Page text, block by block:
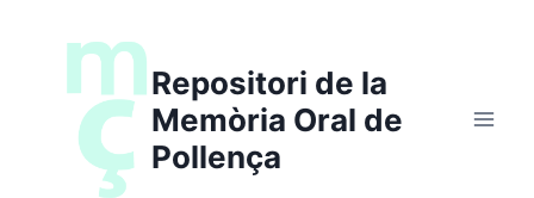
Repositori de la
Memòria Oral de
Pollença